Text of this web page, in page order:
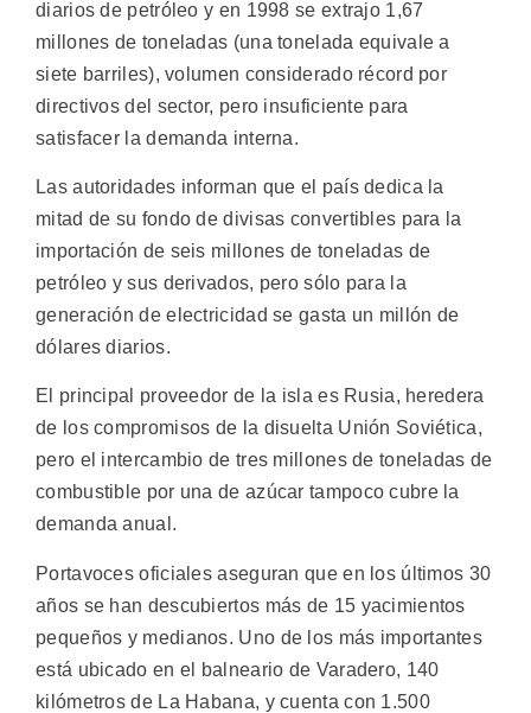
diarios de petróleo y en 1998 se extrajo 1,67
millones de toneladas (una tonelada equivale a
siete barriles), volumen considerado récord por
directivos del sector, pero insuficiente para
satisfacer la demanda interna.
Las autoridades informan que el país dedica la
mitad de su fondo de divisas convertibles para la
importación de seis millones de toneladas de
petróleo y sus derivados, pero sólo para la
generación de electricidad se gasta un millón de
dólares diarios.
El principal proveedor de la isla es Rusia, heredera
de los compromisos de la disuelta Unión Soviética,
pero el intercambio de tres millones de toneladas de
combustible por una de azúcar tampoco cubre la
demanda anual.
Portavoces oficiales aseguran que en los últimos 30
años se han descubiertos más de 15 yacimientos
pequeños y medianos. Uno de los más importantes
está ubicado en el balneario de Varadero, 140
kilómetros de La Habana, y cuenta con 1.500